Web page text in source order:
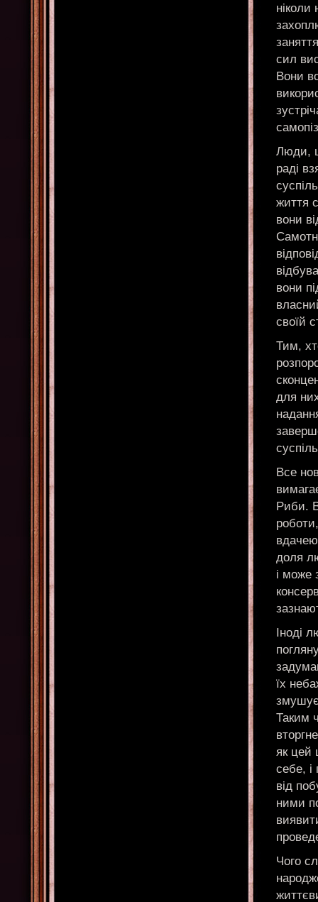
сил
Вони
Люди,
раді
життя
вони
вони
своїй
Тим,
для
Все
Риби.
доля
і може
Іноді
їх
змушує
Таким
як цей
себе,
від
ними
Чого